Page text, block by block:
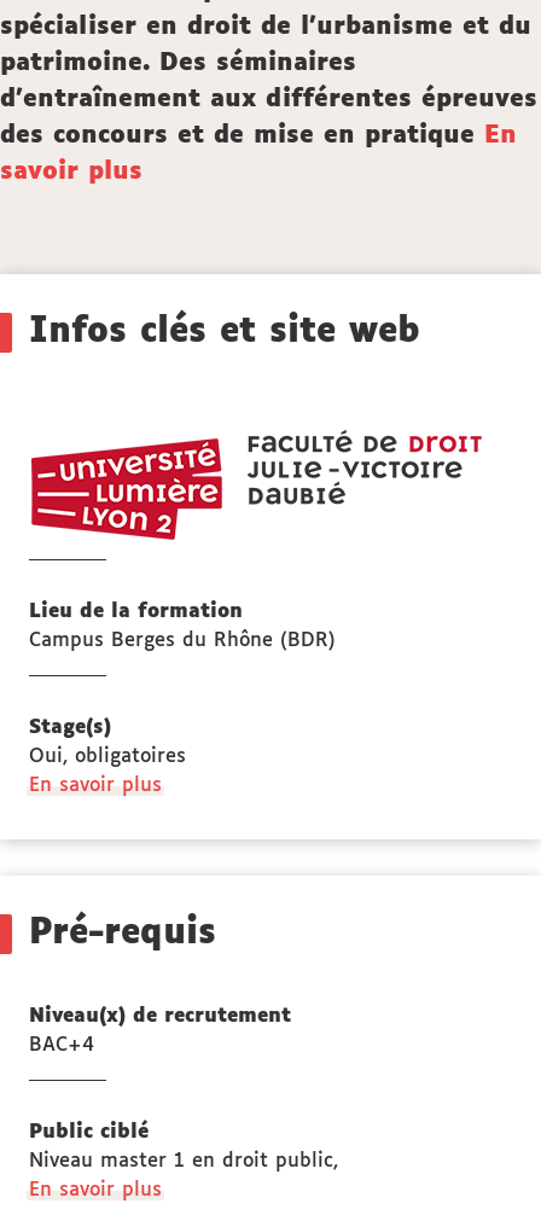
spécialiser en droit de l’urbanisme et du
patrimoine. Des séminaires
d’entraînement aux différentes épreuves
des concours et de mise en pratique
En
savoir plus
Infos clés et site web
UFR
Lieu de la formation
Campus Berges du Rhône (BDR)
Stage(s)
Oui, obligatoires
En savoir plus
des
Pré-requis
Niveau(x) de recrutement
BAC+4
Public ciblé
Niveau master 1 en droit public,
En savoir plus